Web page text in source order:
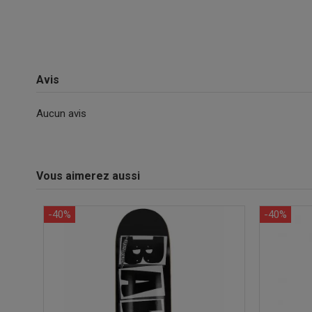
Avis
Aucun avis
Vous aimerez aussi
-40% -40%